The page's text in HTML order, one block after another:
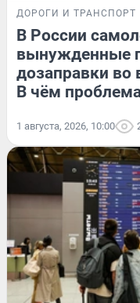
ДОРОГИ И ТРАНСПОРТ
В России
вынужденные
дозаправки
В чём
1 августа, 2026, 10:00